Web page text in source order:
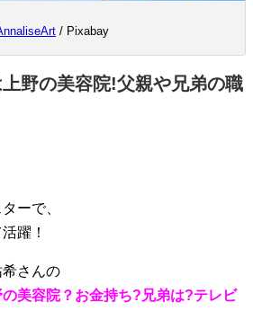
/ Pixabay
野の美容院!父親や兄弟の職
ーで、
躍！
さんの
の美容院？お金持ち?兄弟は?テレビ